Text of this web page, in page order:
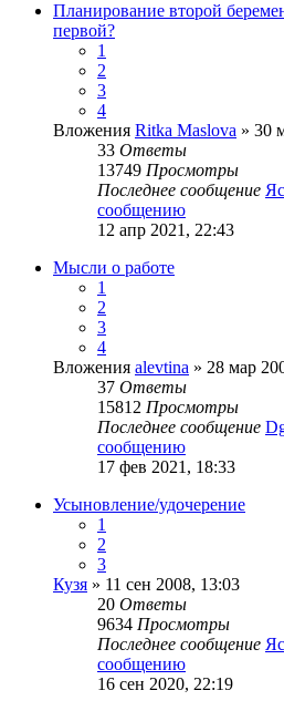
Планирование второй
первой?
1
2
3
4
Вложения Ritka Maslova » 30
33 Ответы
13749 Просмотры
Последнее сообщение
сообщению
12 апр 2021, 22:43
Мысли о работе
1
2
3
4
Вложения alevtina » 28 мар
37 Ответы
15812 Просмотры
Последнее сообщение
сообщению
17 фев 2021, 18:33
Усыновление/удочерение
1
2
3
Кузя » 11 сен 2008, 13:03
20 Ответы
9634 Просмотры
Последнее сообщение
сообщению
16 сен 2020, 22:19